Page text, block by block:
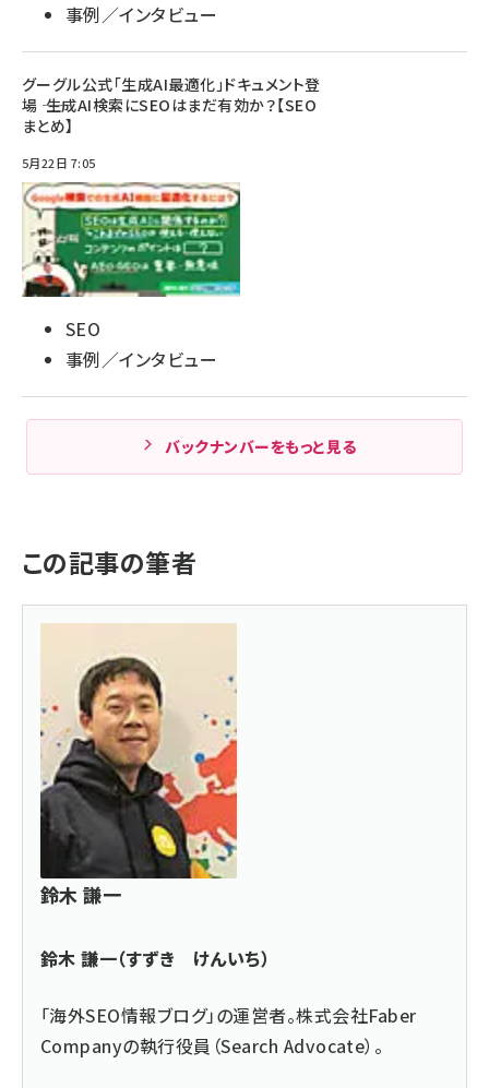
事例／インタビュー
グーグル公式「生成AI最適化」ドキュメント登
場 ―― 生成AI検索にSEOはまだ有効か？【SEO
まとめ】
5月22日 7:05
SEO
事例／インタビュー
バックナンバーをもっと見る
この記事の筆者
鈴木 謙一
鈴木 謙一（すずき けんいち）
「海外SEO情報ブログ」の運営者。株式会社Faber
Companyの執行役員（Search Advocate）。